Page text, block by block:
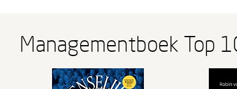
Managementboek Top